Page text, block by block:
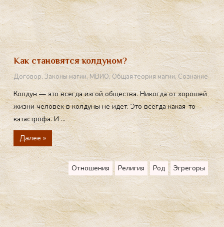
Как становятся колдуном?
Договор,Законы магии,МВИО,Общая теория магии,Сознание
Колдун — это всегда изгой общества. Никогда от хорошей
жизни человек в колдуны не идет. Это всегда какая-то
катастрофа. И ...
Далее »
Отношения Религия Род Эгрегоры